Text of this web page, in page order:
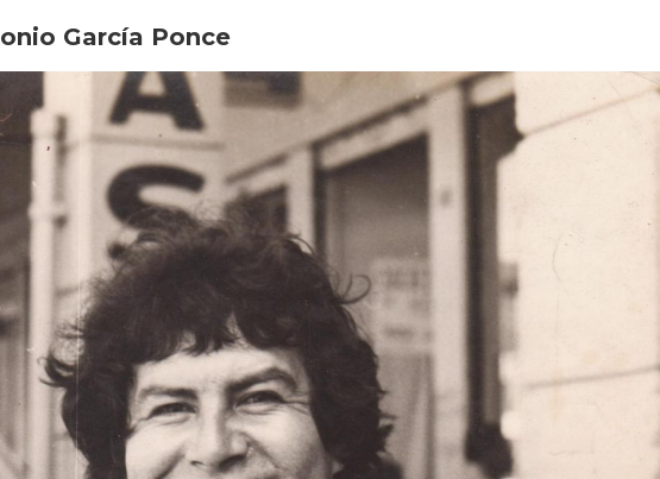
García Ponce